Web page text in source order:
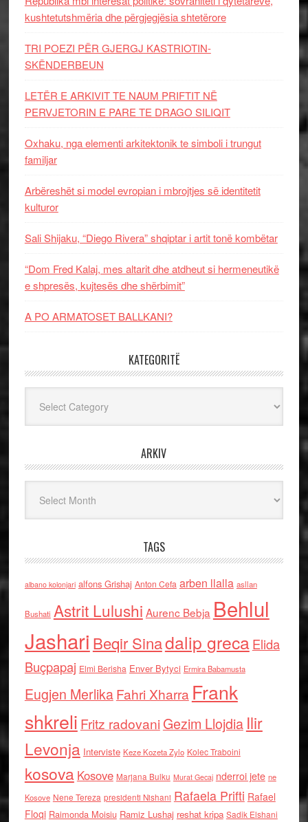
kushtetutshmëria dhe përgjegjësia shtetërore
TRI POEZI PËR GJERGJ KASTRIOTIN-
SKËNDERBEUN
LETËR E ARKIVIT TE NAUM PRIFTIT NË
PERVJETORIN E PARE TE DRAGO SILIQIT
Oxhaku, nga elementi arkitektonik te simboli i trungut
familjar
Arbëreshët si model evropian i mbrojtjes së identitetit
kulturor
Sali Shijaku, “Diego Rivera” shqiptar i artit tonë kombëtar
“Dom Fred Kalaj, mes altarit dhe atdheut si hermeneutikë
e shpresës, kujtesës dhe shërbimit”
A PO ARMATOSET BALLKANI?
KATEGORITË
ARKIV
TAGS
albano kolonjari alfons Grishaj Anton Cefa arben llalla asllan
Bushati Astrit Lulushi Aurenc Bebja Behlul
Jashari Beqir Sinadalip grecaElida
Buçpapaj Elmi Berisha Enver Bytyci Ermira Babamusta
Eugjen MerlikaFahri Xharra Frank
shkreli Fritz radovaniGezim Llojdia Ilir
Levonja Interviste Keze Kozeta Zylo Kolec Traboini
kosova Kosove Marjana Bulku Murat Gecaj nderroi jete ne
Kosove Nene Tereza presidenti Nishani Rafaela Prifti Rafael
Floqi Raimonda Moisiu Ramiz Lushaj reshat kripa Sadik Elshani